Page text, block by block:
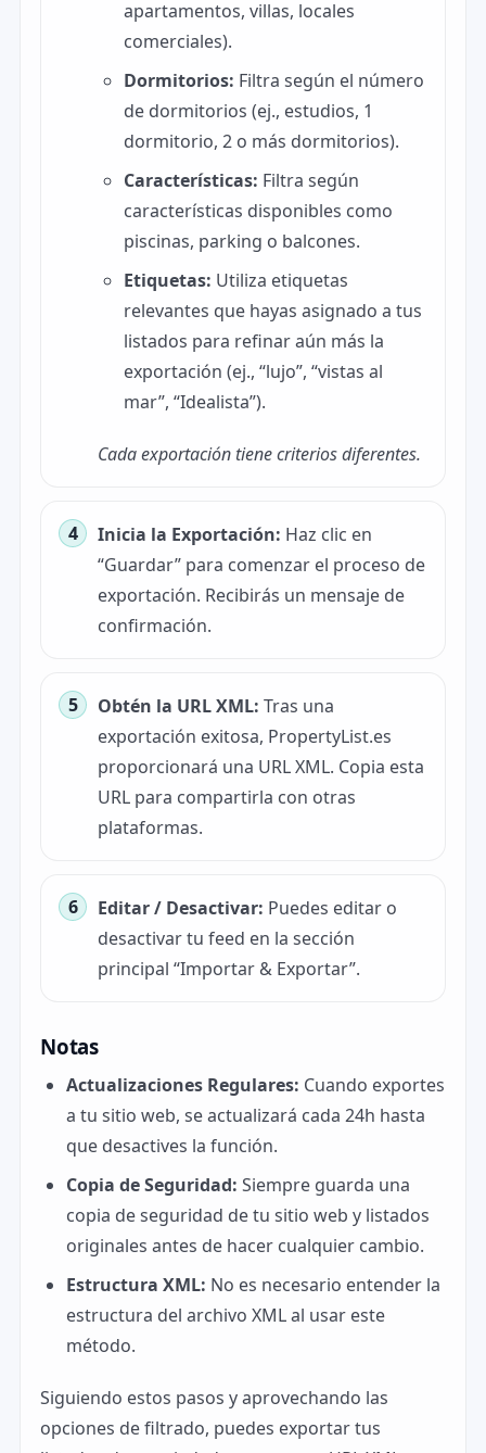
apartamentos, villas, locales
comerciales).
Dormitorios: Filtra según el número
de dormitorios (ej., estudios, 1
dormitorio, 2 o más dormitorios).
Características: Filtra según
características disponibles como
piscinas, parking o balcones.
Etiquetas: Utiliza etiquetas
relevantes que hayas asignado a tus
listados para refinar aún más la
exportación (ej., “lujo”, “vistas al
mar”, “Idealista”).
Cada exportación tiene criterios diferentes.
Inicia la Exportación: Haz clic en
“Guardar” para comenzar el proceso de
exportación. Recibirás un mensaje de
confirmación.
Obtén la URL XML: Tras una
exportación exitosa, PropertyList.es
proporcionará una URL XML. Copia esta
URL para compartirla con otras
plataformas.
Editar / Desactivar: Puedes editar o
desactivar tu feed en la sección
principal “Importar & Exportar”.
Notas
Actualizaciones Regulares: Cuando exportes
a tu sitio web, se actualizará cada 24h hasta
que desactives la función.
Copia de Seguridad: Siempre guarda una
copia de seguridad de tu sitio web y listados
originales antes de hacer cualquier cambio.
Estructura XML: No es necesario entender la
estructura del archivo XML al usar este
método.
Siguiendo estos pasos y aprovechando las
opciones de filtrado, puedes exportar tus